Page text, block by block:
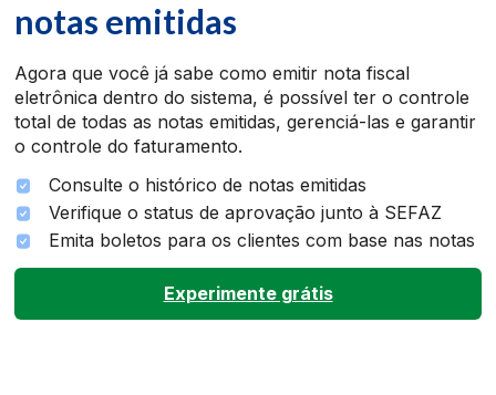
notas emitidas
Agora que você já sabe como emitir nota fiscal
eletrônica dentro do sistema, é possível ter o controle
total de todas as notas emitidas, gerenciá-las e garantir
o controle do faturamento.
Consulte o histórico de notas emitidas
Verifique o status de aprovação junto à SEFAZ
Emita boletos para os clientes com base nas notas
Experimente grátis